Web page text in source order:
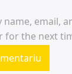
name, email,
for the next